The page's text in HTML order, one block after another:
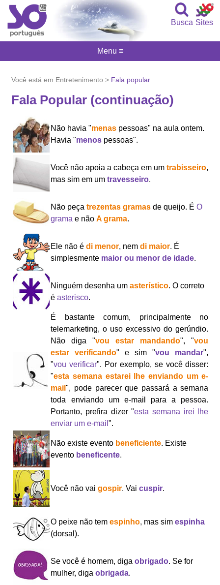
Sites
Busca
Você está em Entretenimento > Fala popular
Fala Popular (continuação)
Não havia "menas pessoas" na aula ontem.
Havia "menos pessoas".
Você não apoia a cabeça em umtrabisseiro,
mas sim em umtravesseiro.
Não peçatrezentas gramas de queijo. ÉO
grama e nãoA grama.
Ele não édi menor, nemdi maior. É
simplesmente maior ou menor de idade.
Ninguém desenha umasterístico. O correto
éasterisco.
É bastante comum, principalmente no
telemarketing, o uso excessivo do gerúndio.
Não diga "vou estar mandando", "vou
estar verificando" e sim "vou mandar",
"vou verificar". Por exemplo, se você disser:
"esta semana estarei lhe enviando um e-
mail", pode parecer que passará a semana
toda enviando um e-mail para a pessoa.
Portanto, prefira dizer "esta semana irei lhe
enviar um e-mail".
Não existe evento beneficiente. Existe
evento beneficente.
Você não vaigospir. Vaicuspir.
O peixe não temespinho, mas simespinha
(dorsal).
Se você é homem, digaobrigado. Se for
mulher, digaobrigada.